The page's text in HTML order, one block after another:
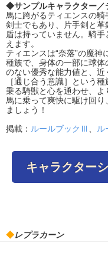
◆サンプルキャラクター
馬に跨がるティエンスの騎
剣士でもあり、片手剣と革
盾は持っていません。騎
えます。
ティエンスは“奈落”の魔
種族で、身体の一部に球
のない優秀な能力値と、
［通じ合う意識］という
乗る騎獣と心を通わせ、よ
馬に乗って爽快に駆け回
ましょう！
掲載： ルールブックⅢ ル
キャラクター
◆レプラカーン